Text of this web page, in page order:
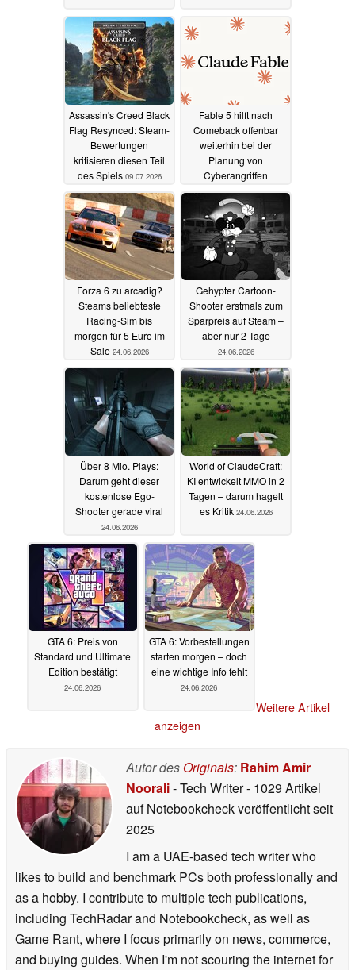
Assassin's Creed Black
Flag Resynced: Steam-
Bewertungen
kritisieren diesen Teil
des Spiels 09.07.2026
Fable 5 hilft nach
Comeback offenbar
weiterhin bei der
Planung von
Cyberangriffen
02.07.2026
Forza 6 zu arcadig?
Steams beliebteste
Racing-Sim bis
morgen für 5 Euro im
Sale 24.06.2026
Gehypter Cartoon-
Shooter erstmals zum
Sparpreis auf Steam –
aber nur 2 Tage
24.06.2026
Über 8 Mio. Plays:
Darum geht dieser
kostenlose Ego-
Shooter gerade viral
24.06.2026
World of ClaudeCraft:
KI entwickelt MMO in 2
Tagen – darum hagelt
es Kritik 24.06.2026
GTA 6: Preis von
Standard und Ultimate
Edition bestätigt
24.06.2026
GTA 6: Vorbestellungen
starten morgen – doch
eine wichtige Info fehlt
24.06.2026
Weitere Artikel
anzeigen
Autor des Originals: Rahim Amir
Noorali- Tech Writer- 1029 Artikel
auf Notebookcheck veröffentlichtseit
2025
I am a UAE-based tech writer who
likes to build and benchmark PCs both professionally and
as a hobby. I contribute to multiple tech publications,
including TechRadar and Notebookcheck, as well as
Game Rant, where I focus primarily on news, commerce,
and buying guides. When I'm not scouring the internet for